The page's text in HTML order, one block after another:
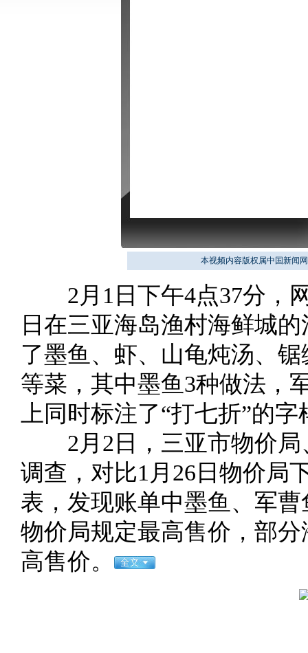
本视频内容版权属中国新闻
2月1日下午4点37分，网
日在三亚海岛渔村海鲜城
了墨鱼、虾、山龟炖汤、
等菜，其中墨鱼3种做法，
上同时标注了“打七折”的字
2月2日，三亚市物价局
调查，对比1月26日物价局
表，发现账单中墨鱼、军
物价局规定最高售价，部
高售价。